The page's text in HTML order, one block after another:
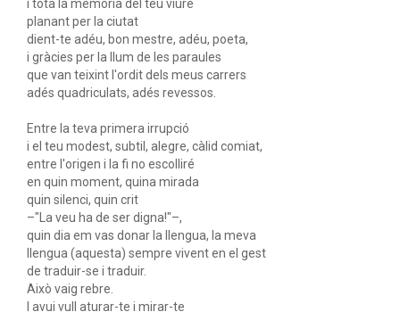
i tota la memòria del teu viure
planant per la ciutat
dient-te adéu, bon mestre, adéu, poeta,
i gràcies per la llum de les paraules
que van teixint l'ordit dels meus carrers
adés quadriculats, adés revessos.
Entre la teva primera irrupció
i el teu modest, subtil, alegre, càlid comiat,
entre l'origen i la fi no escolliré
en quin moment, quina mirada
quin silenci, quin crit
–"La veu ha de ser digna!"–,
quin dia em vas donar la llengua, la meva
llengua (aquesta) sempre vivent en el gest
de traduir-se i traduir.
Això vaig rebre.
I avui vull aturar-te i mirar-te